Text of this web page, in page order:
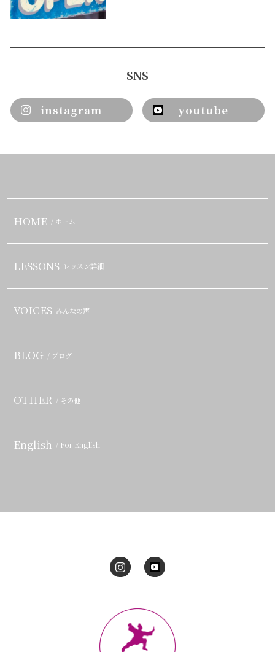
SNS
instagram youtube
HOME / ホーム
LESSONS レッスン詳細
VOICES みんなの声
BLOG / ブログ
OTHER / その他
English / For English